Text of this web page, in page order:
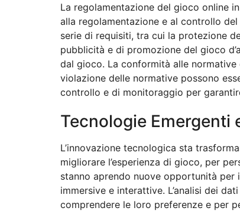
La regolamentazione del gioco online
alla regolamentazione e al controllo
serie di requisiti, tra cui la protezione
pubblicità e di promozione del gioco
dal gioco. La conformità alle
violazione delle normative possono
controllo e di monitoraggio per
Tecnologie Emergenti
L’innovazione tecnologica sta
migliorare l’esperienza di gioco, per
stanno aprendo nuove opportunità per
immersive e interattive. L’analisi dei
comprendere le loro preferenze e per